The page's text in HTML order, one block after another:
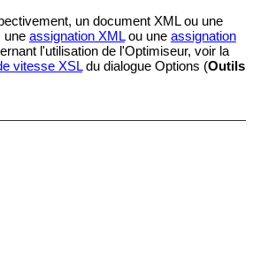
un document XML ou une
une assignation XMLou une assignation
l'utilisation de l'Optimiseur, voir la
vitesse XSLdu dialogue Options (Outils